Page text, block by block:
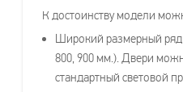
К достоинству модели
Широкий размерный ряд
800, 900 мм.). Двери
стандартный световой